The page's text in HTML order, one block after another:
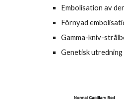
Embolisation av
Förnyad
Gamma-kniv-
Genetisk